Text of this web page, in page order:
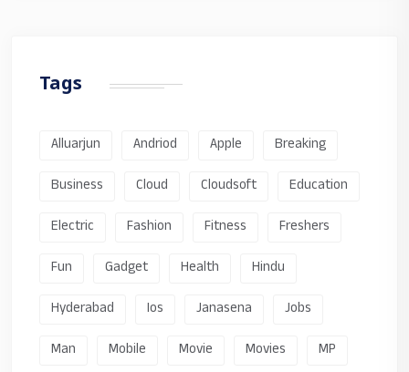
Tags
Alluarjun Andriod Apple
Breaking
Business
Cloud Cloudsoft
Education
Electric
Fashion Fitness
Freshers
Fun
Gadget Health
Hindu
Hyderabad
Ios Janasena
Jobs
Man
Mobile Movie Movies
MP